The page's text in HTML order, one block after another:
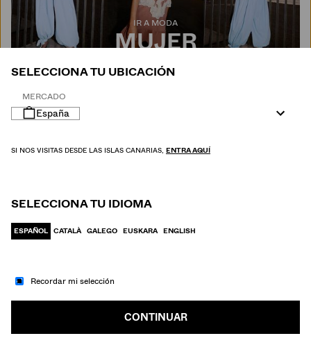
IR A MODA
MUJER
HOMBRE
SELECCIONA TU UBICACIÓN
MERCADO
España
SI NOS VISITAS DESDE LAS ISLAS CANARIAS, ENTRA AQUÍ
SELECCIONA TU IDIOMA
ESPAÑOL CATALÀ GALEGO EUSKARA ENGLISH
Recordar mi selección
CONTINUAR